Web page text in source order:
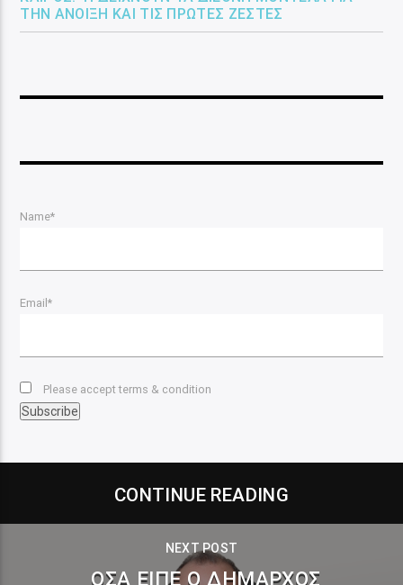
ΤΗΝ ΆΝΟΙΞΗ ΚΑΙ ΤΙΣ ΠΡΏΤΕΣ ΖΈΣΤΕΣ
Name*
Email*
Please accept terms & condition
CONTINUE READING
NEXT POST
ΌΣΑ ΕΊΠΕ Ο ΔΉΜΑΡΧΟΣ